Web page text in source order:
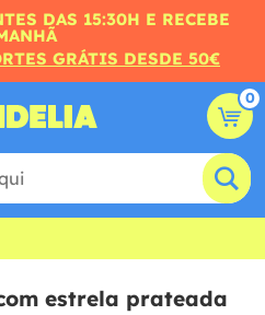
DAS 15:30H E RECEBE
GRÁTIS DESDE 50€
0
estrela prateada